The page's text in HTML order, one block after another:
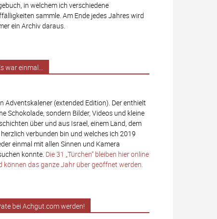
in welchem ich verschiedene
sammle. Am Ende jedes Jahres wird
ein Archiv daraus.
war einmal…
Adventskalener (extended Edition). Der enthielt
Schokolade, sondern Bilder, Videos und kleine
über und aus Israel, einem Land, dem
verbunden bin und welches ich 2019
einmal mit allen Sinnen und Kamera
konnte. Die 31 „Türchen“ bleiben hier online
können das ganze Jahr über geöffnet werden.
bei Achgut.com werden!